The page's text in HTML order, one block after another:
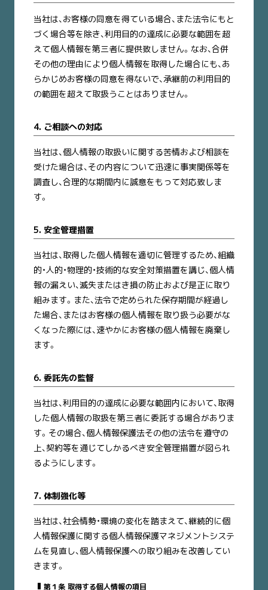
当社は、お客様の同意を得ている場合、また法令にもと
づく場合等を除き、利用目的の達成に必要な範囲を超
えて個人情報を第三者に提供致しません。なお、合併
その他の理由により個人情報を取得した場合にも、あ
らかじめお客様の同意を得ないで、承継前の利用目的
の範囲を超えて取扱うことはありません。
4. ご相談への対応
当社は、個人情報の取扱いに関する苦情および相談を
受けた場合は、その内容について迅速に事実関係等を
調査し、合理的な期間内に誠意をもって対応致しま
す。
5. 安全管理措置
当社は、取得した個人情報を適切に管理するため、組織
的・人的・物理的・技術的な安全対策措置を講じ、個人情
報の漏えい、滅失またはき損の防止および是正に取り
組みます。また、法令で定められた保存期間が経過し
た場合、またはお客様の個人情報を取り扱う必要がな
くなった際には、速やかにお客様の個人情報を廃棄し
ます。
6. 委託先の監督
当社は、利用目的の達成に必要な範囲内において、取得
した個人情報の取扱を第三者に委託する場合がありま
す。その場合、個人情報保護法その他の法令を遵守の
上、契約等を通じてしかるべき安全管理措置が図られ
るようにします。
7. 体制強化等
当社は、社会情勢・環境の変化を踏まえて、継続的に個
人情報保護に関する個人情報保護マネジメントシステ
ムを見直し、個人情報保護への取り組みを改善してい
きます。
第１条 取得する個人情報の項目